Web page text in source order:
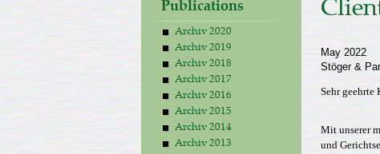
Publications
Archiv 2020
Archiv 2019
Archiv 2018
Archiv 2017
Archiv 2016
Archiv 2015
Archiv 2014
Archiv 2013
May 2022
Stöger &
Sehr geehrte
Mit unserer
und